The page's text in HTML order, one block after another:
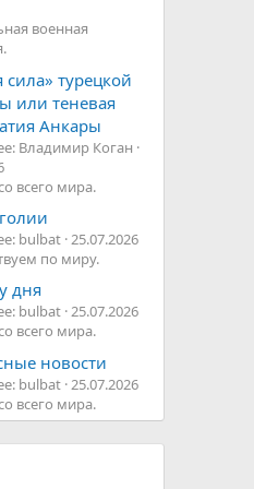
военная
сила» турецкой
или теневая
Анкары
Владимир Коган
всего мира.
bulbat 25.07.2026
по миру.
дня
bulbat 25.07.2026
всего мира.
новости
bulbat 25.07.2026
всего мира.